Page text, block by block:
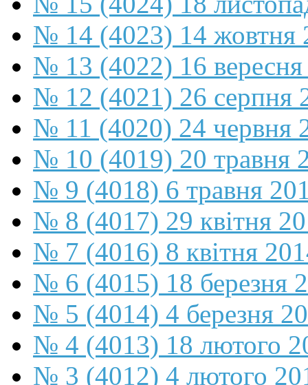
№ 14 (4023) 14 жовтня
№ 13 (4022) 16
№ 12 (4021) 26 серпня
№ 11 (4020) 24 червня
№ 10 (4019) 20 травня
№ 9 (4018) 6 травня
№ 8 (4017) 29 квітня
№ 7 (4016) 8 квітня
№ 6 (4015) 18 березня
№ 5 (4014) 4 березня
№ 4 (4013) 18 лютого
№ 3 (4012) 4 лютого